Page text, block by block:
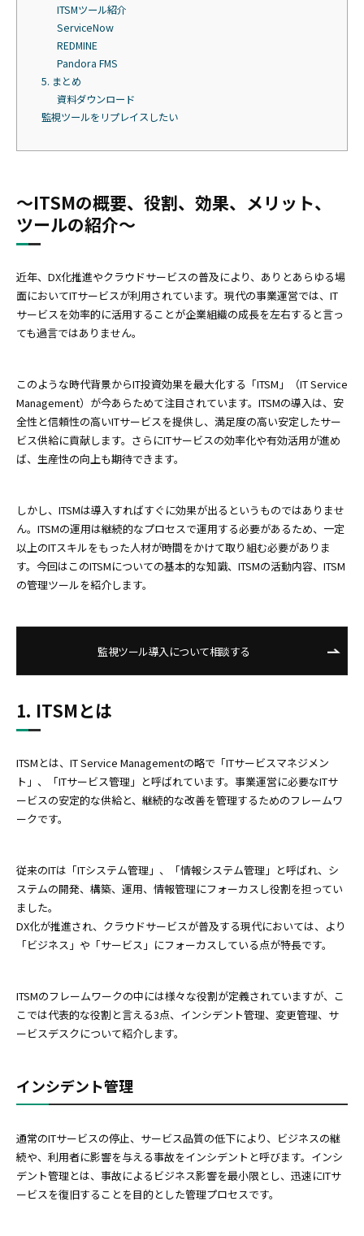
ITSMツール紹介
ServiceNow
REDMINE
Pandora FMS
5. まとめ
資料ダウンロード
監視ツールをリプレイスしたい
〜ITSMの概要、役割、効果、メリット、
ツールの紹介〜
近年、DX化推進やクラウドサービスの普及により、ありとあらゆる場
面においてITサービスが利用されています。現代の事業運営では、IT
サービスを効率的に活用することが企業組織の成長を左右すると言っ
ても過言ではありません。
このような時代背景からIT投資効果を最大化する「ITSM」（IT Service
Management）が今あらためて注目されています。ITSMの導入は、安
全性と信頼性の高いITサービスを提供し、満足度の高い安定したサー
ビス供給に貢献します。さらにITサービスの効率化や有効活用が進め
ば、生産性の向上も期待できます。
しかし、ITSMは導入すればすぐに効果が出るというものではありませ
ん。ITSMの運用は継続的なプロセスで運用する必要があるため、一定
以上のITスキルをもった人材が時間をかけて取り組む必要がありま
す。今回はこのITSMについての基本的な知識、ITSMの活動内容、ITSM
の管理ツールを紹介します。
監視ツール導入について相談する
1. ITSMとは
ITSMとは、IT Service Managementの略で「ITサービスマネジメン
ト」、「ITサービス管理」と呼ばれています。事業運営に必要なITサ
ービスの安定的な供給と、継続的な改善を管理するためのフレームワ
ークです。
従来のITは「ITシステム管理」、「情報システム管理」と呼ばれ、シ
ステムの開発、構築、運用、情報管理にフォーカスし役割を担ってい
ました。
DX化が推進され、クラウドサービスが普及する現代においては、より
「ビジネス」や「サービス」にフォーカスしている点が特長です。
ITSMのフレームワークの中には様々な役割が定義されていますが、こ
こでは代表的な役割と言える3点、インシデント管理、変更管理、サ
ービスデスクについて紹介します。
インシデント管理
通常のITサービスの停止、サービス品質の低下により、ビジネスの継
続や、利用者に影響を与える事故をインシデントと呼びます。インシ
デント管理とは、事故によるビジネス影響を最小限とし、迅速にITサ
ービスを復旧することを目的とした管理プロセスです。